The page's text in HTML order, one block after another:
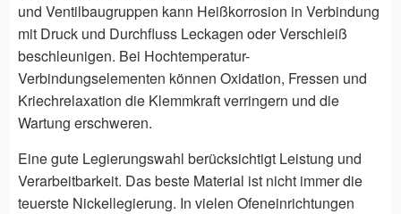
und Ventilbaugruppen kann Heißkorrosion in Verbindung
mit Druck und Durchfluss Leckagen oder Verschleiß
beschleunigen. Bei Hochtemperatur-
Verbindungselementen können Oxidation, Fressen und
Kriechrelaxation die Klemmkraft verringern und die
Wartung erschweren.
Eine gute Legierungswahl berücksichtigt Leistung und
Verarbeitbarkeit. Das beste Material ist nicht immer die
teuerste Nickellegierung. In vielen Ofeneinrichtungen